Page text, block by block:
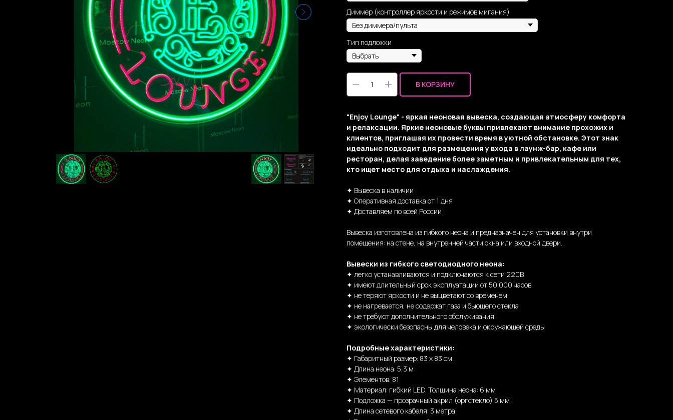
Диммер (контроллер яркости и режимов мигания)
Тип подложки
В КОРЗИНУ
"Enjoy Lounge" - яркая неоновая вывеска, создающая атмосферу комфорта
и релаксации. Яркие неоновые буквы привлекают внимание прохожих и
клиентов, приглашая их провести время в уютной обстановке. Этот знак
идеально подходит для размещения у входа в лаунж-бар, кафе или
ресторан, делая заведение более заметным и привлекательным для тех,
кто ищет место для отдыха и наслаждения.
✦ Вывеска в наличии
✦ Оперативная доставка от 1 дня
✦ Доставляем по всей России
Вывеска изготовлена из гибкого неона и предназначен для установки внутри
помещения: на стене, на внутренней части окна или входной двери.
Вывески из гибкого светодиодного неона:
✦ легко устанавливаются и подключаются к сети 220В
✦ имеют длительный срок эксплуатации от 50 000 часов
✦ не теряют яркости и не выцветают со временем
✦ не нагревается, не содержат газа и бьющего стекла
✦ не требуют дополнительного обслуживания
✦ экологически безопасны для человека и окружающей среды
Подробные характеристики:
✦ Габаритный размер: 83 х 83 см.
✦ Длина неона: 5,3 м
✦ Элементов: 81
✦ Материал: гибкий LED. Толщина неона: 6 мм
✦ Подложка — прозрачный акрил (оргстекло) 5 мм
✦ Длина сетевого кабеля: 3 метра